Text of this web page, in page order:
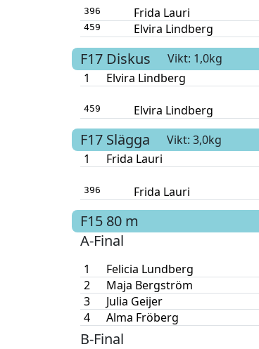
396 Frida Lauri
459 Elvira Lindberg
F17 Diskus Vikt: 1,0kg
1
Elvira Lindberg
459 Elvira Lindberg
F17 Slägga Vikt: 3,0kg
1
Frida Lauri
396 Frida Lauri
F15 80 m
A-Final
1 Felicia Lundberg
2
Maja Bergström
3
Julia Geijer
4
Alma Fröberg
B-Final